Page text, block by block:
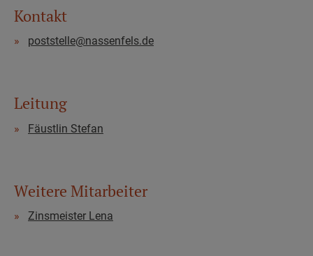
Kontakt
poststelle@nassenfels.de
Leitung
Fäustlin Stefan
Weitere Mitarbeiter
Zinsmeister Lena